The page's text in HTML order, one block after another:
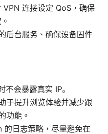
连接设定 QoS，确保
后台服务、确保设备固件
会暴露真实 IP。
于提升浏览体验并减少跟
功能。
日志策略，尽量避免在